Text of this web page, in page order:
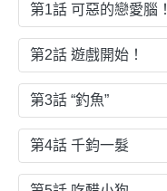
第1話 可惡的戀愛腦！
第2話 遊戲開始！
第3話 “釣魚”
第4話 千鈞一髮